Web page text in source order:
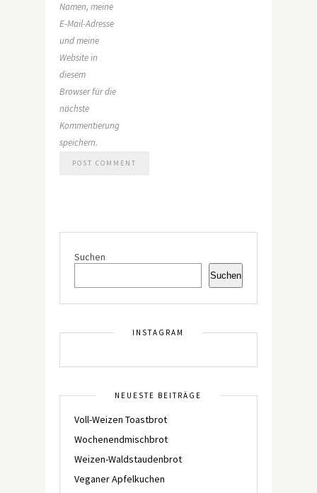
Namen, meine
E-Mail-Adresse
und meine
Website in
diesem
Browser für die
nächste
Kommentierung
speichern.
Suchen
Suchen
INSTAGRAM
NEUESTE BEITRÄGE
Voll-Weizen Toastbrot
Wochenendmischbrot
Weizen-Waldstaudenbrot
Veganer Apfelkuchen